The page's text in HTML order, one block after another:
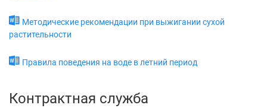
Методические рекомендации при выжигании сухой
растительности
Правила поведения на воде в летний период
Контрактная служба